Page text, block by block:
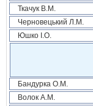
Ткачук В.М.
Черновецький Л.М.
Юшко І.О.
Бандурка О.М.
Волок А.М.